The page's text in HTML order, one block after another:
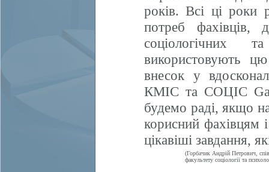
років. Всі ці роки
потреб фахівців,
соціологічних
використовують
внесок у
КМІС та СОЦІС
будемо раді, якщо
корисний фахівцям
цікавіші завдання,
(Горбачик Андрій Петрович,
факультету соціології та